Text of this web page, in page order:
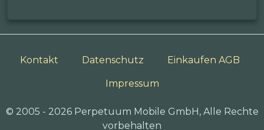
Kontakt Datenschutz Einkaufen AGB
Impressum
© 2005 - 2026 Perpetuum Mobile GmbH, Alle Rechte
vorbehalten